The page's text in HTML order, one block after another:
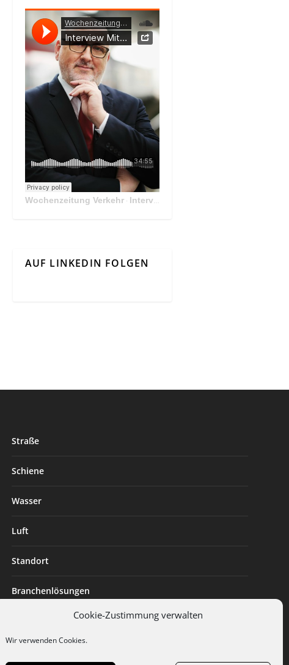
Cookie-Zustimmung verwalten
Wir verwenden Cookies.
Wochenzeitung Verkehr· Interview Mit Andreas Matthä, CEO der ÖBB Holding
AUF LINKEDIN FOLGEN
Straße
Schiene
Wasser
Luft
Standort
Branchenlösungen